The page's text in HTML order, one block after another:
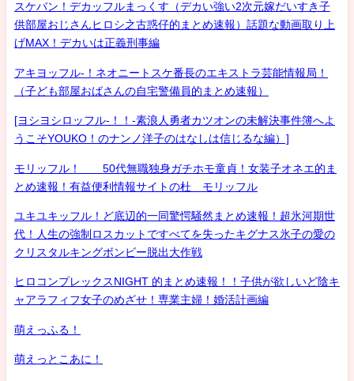
スケバン！デカッフルまっくす（デカい強い2次元嫁だいすき子
供部屋おじさんヒロシ之古惑仔的まとめ速報）話題な動画取り上
げMAX！デカいは正義刑事編
アキヨッフル-！ネオニートスケ番長のエキストラ芸能情報局！
（子ども部屋おばさんの自宅警備員的まとめ速報）
[ヨシヨシロッフル-！！-素浪人勇者カツオンの未解決事件簿へよ
うこそYOUKO！のナンノ洋子のはなしは信じるな編）]
モリッフル！ 50代無職独身ガチホモ童貞！女装子オネエ的ま
とめ速報！有益便利情報サイトの杜 モリッフル
ユキユキッフル！ど底辺的一同驚愕騒然まとめ速報！超氷河期世
代！人生の強制ロスカットですべてを失ったキグナス氷子の愛の
クリスタルキングボンビー脱出大作戦
ヒロコンプレックスNIGHT 的まとめ速報！！子供が欲しいど陰キ
ャアラフィフ女子のめざせ！専業主婦！婚活計画編
萌えっふる！
萌えっとこあに！